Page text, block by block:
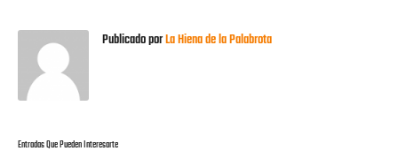
Publicado porLa Hiena de la Palabrota
Entradas Que Pueden Interesarte